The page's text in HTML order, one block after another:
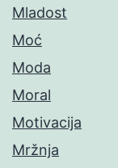
Mladost
Moć
Moda
Moral
Motivacija
Mržnja